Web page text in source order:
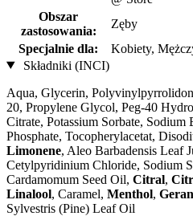
Obszar
zastosowania:
Zęby
Specjalnie dla:
Kobiety,
Składniki (INCI)
Aqua, Glycerin,
20, Propylene Glycol, Peg-40
Citrate, Potassium Sorbate, Sodium
Phosphate, Tocopherylacetat,
Limonene, Aleo Barbadensis Leaf
Cetylpyridinium Chloride, Sodium
Cardamomum Seed Oil, Citral,
Linalool, Caramel, Menthol,
Sylvestris (Pine) Leaf Oil